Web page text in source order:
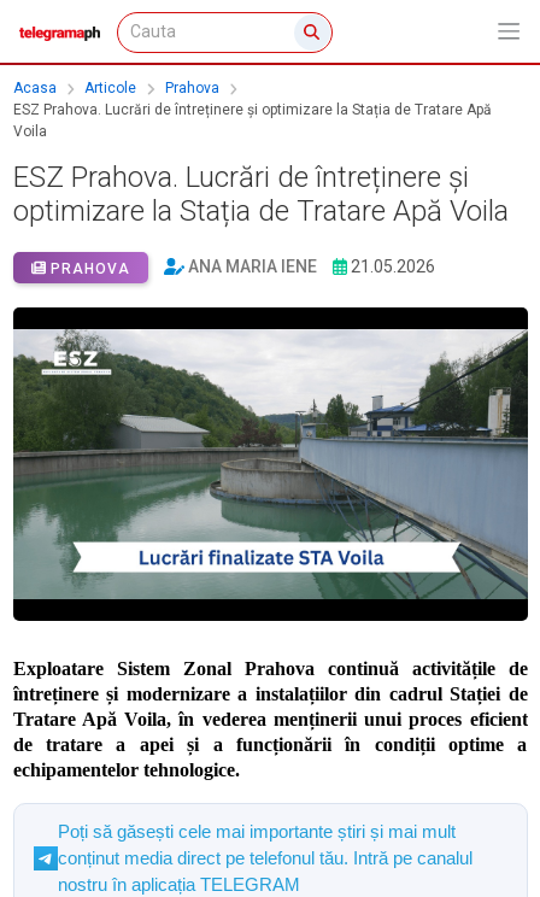
Acasa Articole
Prahova
ESZ Prahova. Lucrări de întreținere și optimizare la Stația de Tratare Apă
Voila
ESZ Prahova. Lucrări de întreținere și
optimizare la Stația de Tratare Apă Voila
PRAHOVA ANA MARIA IENE 21.05.2026
Exploatare Sistem Zonal Prahova continuă activitățile de
întreținere și modernizare a instalațiilor din cadrul Stației de
Tratare Apă Voila, în vederea menținerii unui proces eficient
de tratare a apei și a funcționării în condiții optime a
echipamentelor tehnologice.
Poți să găsești cele mai importante știri și mai mult
conținut media direct pe telefonul tău. Intră pe canalul
nostru în aplicația TELEGRAM